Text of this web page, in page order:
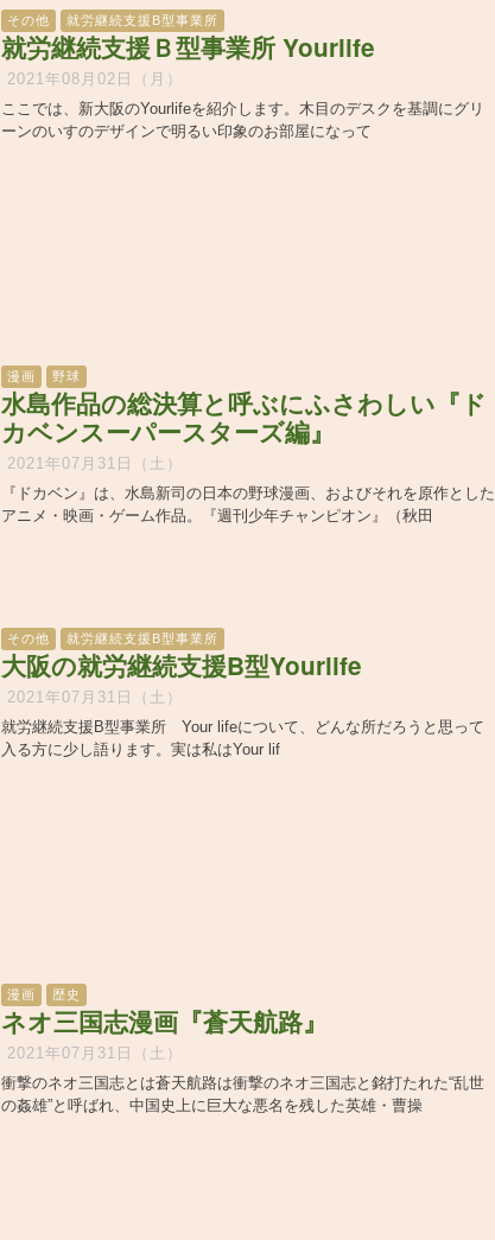
その他 就労継続支援B型事業所
就労継続支援Ｂ型事業所 Yourlife
2021年08月02日（月）
ここでは、新大阪のYourlifeを紹介します。木目のデスクを基調にグリ
ーンのいすのデザインで明るい印象のお部屋になって
漫画 野球
水島作品の総決算と呼ぶにふさわしい『ド
カベンスーパースターズ編』
2021年07月31日（土）
『ドカベン』は、水島新司の日本の野球漫画、およびそれを原作とした
アニメ・映画・ゲーム作品。『週刊少年チャンピオン』（秋田
その他 就労継続支援B型事業所
大阪の就労継続支援B型Yourlife
2021年07月31日（土）
就労継続支援B型事業所 Your lifeについて、どんな所だろうと思って
入る方に少し語ります。実は私はYour lif
漫画 歴史
ネオ三国志漫画『蒼天航路』
2021年07月31日（土）
衝撃のネオ三国志とは蒼天航路は衝撃のネオ三国志と銘打たれた“乱世
の姦雄”と呼ばれ、中国史上に巨大な悪名を残した英雄・曹操